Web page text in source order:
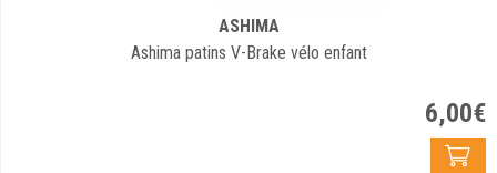
ASHIMA
Ashima patins V-Brake vélo enfant
6,00€